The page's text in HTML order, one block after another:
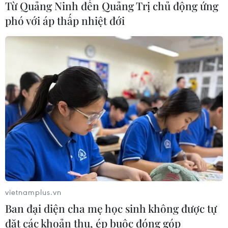
tiêu 3 điểm, cảnh báo Indonesia
trước giờ G
03/08/2026 07:39
ASEAN Cup 2026: Indonesia tổn thất
lực lượng trước trận quyết đấu tuyển
Việt Nam
03/08/2026 07:21
Làn sóng phản đối lan khắp châu Âu,
FIFA đối diện yêu cầu cải tổ
03/08/2026 05:01
Nhận định Campuchia vs
Từ Quảng Ninh đến Quảng Trị chủ động ứng
phó với áp thấp nhiệt đới
vietnamplus.vn
Ban đại diện cha mẹ học sinh không được tự
đặt các khoản thu, ép buộc đóng góp